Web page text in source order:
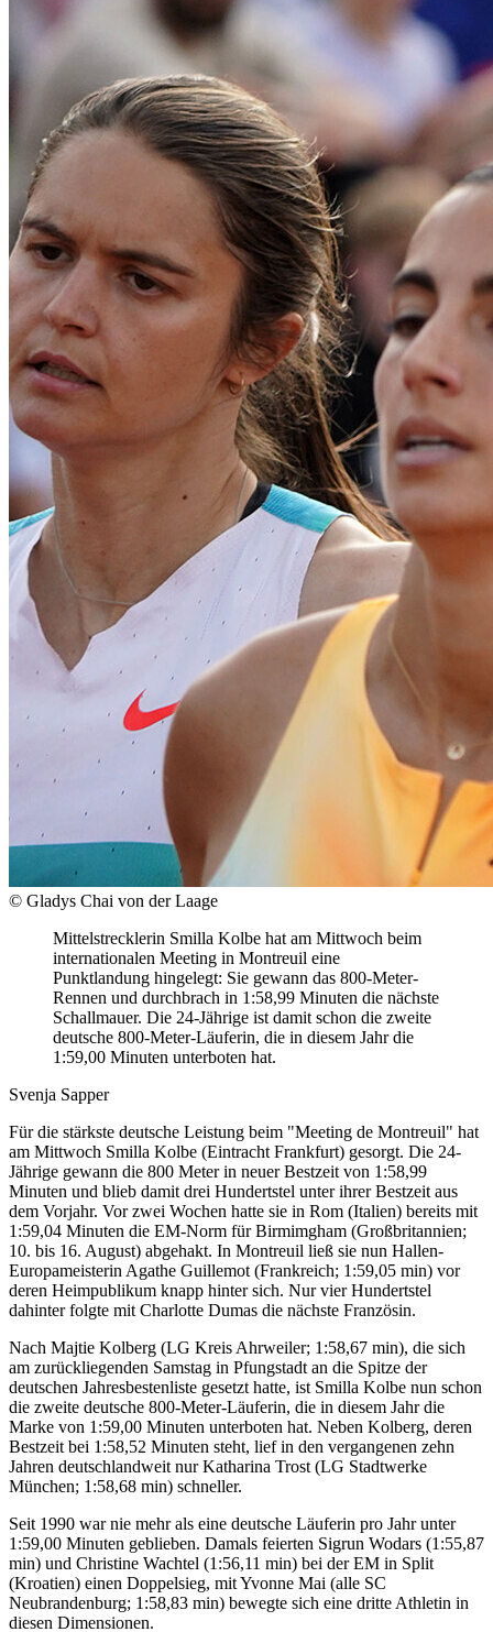
© Gladys Chai von der Laage
Mittelstrecklerin Smilla Kolbe hat am Mittwoch beim
internationalen Meeting in Montreuil eine
Punktlandung hingelegt: Sie gewann das 800-Meter-
Rennen und durchbrach in 1:58,99 Minuten die nächste
Schallmauer. Die 24-Jährige ist damit schon die zweite
deutsche 800-Meter-Läuferin, die in diesem Jahr die
1:59,00 Minuten unterboten hat.
Svenja Sapper
Für die stärkste deutsche Leistung beim "Meeting de Montreuil" hat
am Mittwoch Smilla Kolbe (Eintracht Frankfurt) gesorgt. Die 24-
Jährige gewann die 800 Meter in neuer Bestzeit von 1:58,99
Minuten und blieb damit drei Hundertstel unter ihrer Bestzeit aus
dem Vorjahr. Vor zwei Wochen hatte sie in Rom (Italien) bereits mit
1:59,04 Minuten die EM-Norm für Birmimgham (Großbritannien;
10. bis 16. August) abgehakt. In Montreuil ließ sie nun Hallen-
Europameisterin Agathe Guillemot (Frankreich; 1:59,05 min) vor
deren Heimpublikum knapp hinter sich. Nur vier Hundertstel
dahinter folgte mit Charlotte Dumas die nächste Französin.
Nach Majtie Kolberg (LG Kreis Ahrweiler; 1:58,67 min), die sich
am zurückliegenden Samstag in Pfungstadt an die Spitze der
deutschen Jahresbestenliste gesetzt hatte, ist Smilla Kolbe nun schon
die zweite deutsche 800-Meter-Läuferin, die in diesem Jahr die
Marke von 1:59,00 Minuten unterboten hat. Neben Kolberg, deren
Bestzeit bei 1:58,52 Minuten steht, lief in den vergangenen zehn
Jahren deutschlandweit nur Katharina Trost (LG Stadtwerke
München; 1:58,68 min) schneller.
Seit 1990 war nie mehr als eine deutsche Läuferin pro Jahr unter
1:59,00 Minuten geblieben. Damals feierten Sigrun Wodars (1:55,87
min) und Christine Wachtel (1:56,11 min) bei der EM in Split
(Kroatien) einen Doppelsieg, mit Yvonne Mai (alle SC
Neubrandenburg; 1:58,83 min) bewegte sich eine dritte Athletin in
diesen Dimensionen.